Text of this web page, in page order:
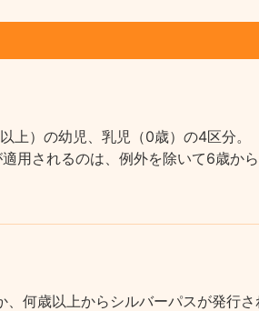
上）の幼児、乳児（0歳）の4区分。
用されるのは、例外を除いて6歳か
何歳以上からシルバーパスが発行